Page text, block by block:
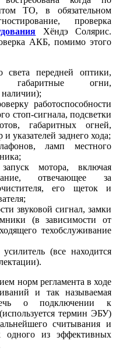
ТО, в обязательном
проверка
Хёндэ Солярис.
АКБ, помимо этого
передней оптики,
габаритные огни,
работоспособности
стоп-сигнала, подсветки
габаритных огней,
указателей заднего хода;
ламп местного
мотора, включая
отвечающее за
его щеток и
звуковой сигнал, замки
(в зависимости от
техобслуживание
(все находится
норм регламента в ходе
и так называемая
о подключении к
термин ЭБУ)
считывания и
одного из эффективных